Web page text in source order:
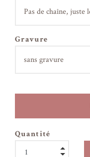
Gravure
Quantité